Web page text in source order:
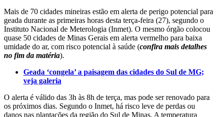
Mais de 70 cidades mineiras estão em alerta de perigo potencial para
geada durante as primeiras horas desta terça-feira (27), segundo o
Instituto Nacional de Meterologia (Inmet). O mesmo órgão colocou
quase 50 cidades de Minas Gerais em alerta vermelho para baixa
umidade do ar, com risco potencial à saúde (confira mais detalhes
no fim da matéria).
Geada ‘congela’ a paisagem das cidades do Sul de MG;
veja galeria
O alerta é válido das 3h às 8h de terça, mas pode ser renovado para
os próximos dias. Segundo o Inmet, há risco leve de perdas ou
danos nas plantações da região do Sul de Minas. A temperatura